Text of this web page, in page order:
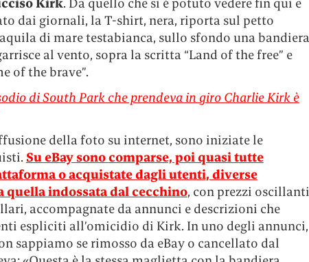
dai giornali, la T-shirt, nera, riporta sul petto
di mare testabianca, sullo sfondo una bandiera
al vento, sopra la scritta “Land of the free” e
of the brave”.
di South Park che prendeva in giro Charlie Kirk è
della foto su internet, sono iniziate le
Su eBay sono comparse, poi quasi tutte
o acquistate dagli utenti, diverse
quella indossata dal cecchino, con prezzi oscillanti
accompagnate da annunci e descrizioni che
espliciti all’omicidio di Kirk. In uno degli annunci,
sappiamo se rimosso da eBay o cancellato dal